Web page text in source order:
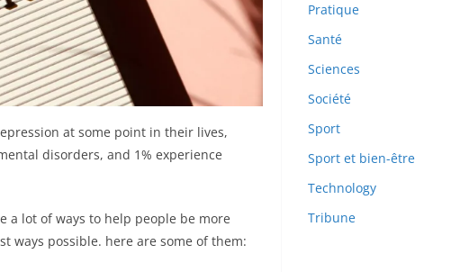
at some point in their lives,
disorders, and 1% experience
a lot of ways to help people be more
ways possible. here are some of them:
Pratique
Santé
Sciences
Société
Sport
Sport et bien-être
Technology
Tribune